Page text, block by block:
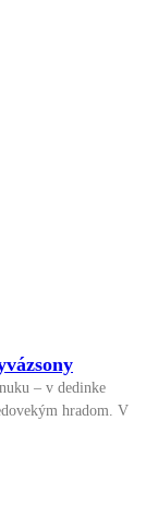
– v dedinke
hradom. V